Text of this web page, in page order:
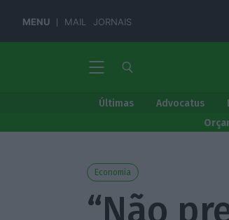
MENU MAIL JORNAIS
Últimas Advocatus
Economia
“Não